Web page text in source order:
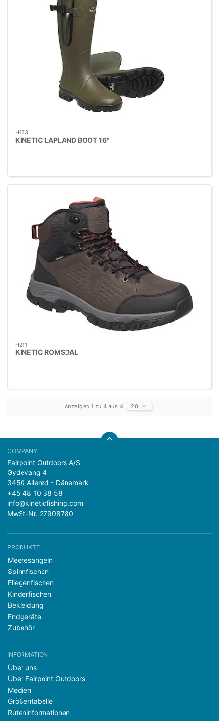
H123
KINETIC LAPLAND BOOT 16"
H211
KINETIC ROMSDAL
Anzeigen 1 zu 4 aus 4 20
Fairpoint Outdoors A/S
Gydevang 4
3450 Allerød - Dänemark
+45 48 10 38 58
info@kineticfishing.com
MwSt-Nr. 27908780
PRODUKTE
Meeresangeln
Spinnfischen
Fliegenfischen
Kinderfischen
Bekleidung
Endgeräte
Zubehör
INFORMATION
Über uns
Über Fairpoint Outdoors
Medien
Größentabelle
Ruteninformationen